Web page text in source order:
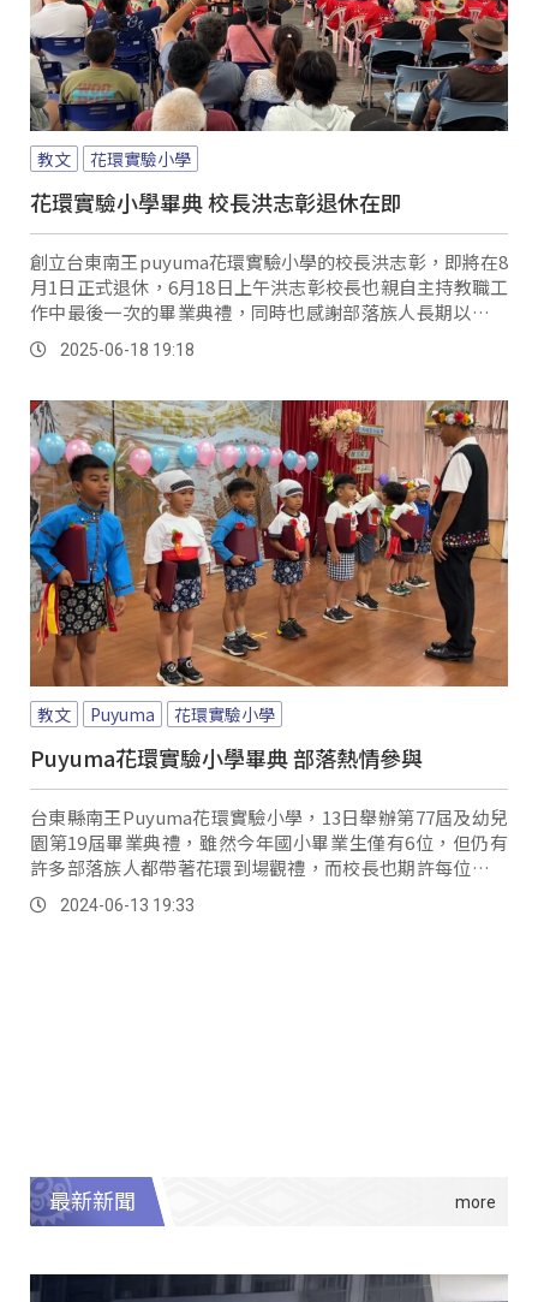
教文 花環實驗小學
花環實驗小學畢典 校長洪志彰退休在即
創立台東南王puyuma花環實驗小學的校長洪志彰，即將在8
月1日正式退休，6月18日上午洪志彰校長也親自主持教職工
作中最後一次的畢業典禮，同時也感謝部落族人長期以來，
對於實驗小學教育的協助與支持。
2025-06-18 19:18
教文 Puyuma 花環實驗小學
Puyuma花環實驗小學畢典 部落熱情參與
台東縣南王Puyuma花環實驗小學，13日舉辦第77屆及幼兒
園第19屆畢業典禮，雖然今年國小畢業生僅有6位，但仍有
許多部落族人都帶著花環到場觀禮，而校長也期許每位畢業
生，能在卑南族文化陶養的教育中，成為一個謙卑受敬重的
人。2024-06-13 19:33
最新新聞